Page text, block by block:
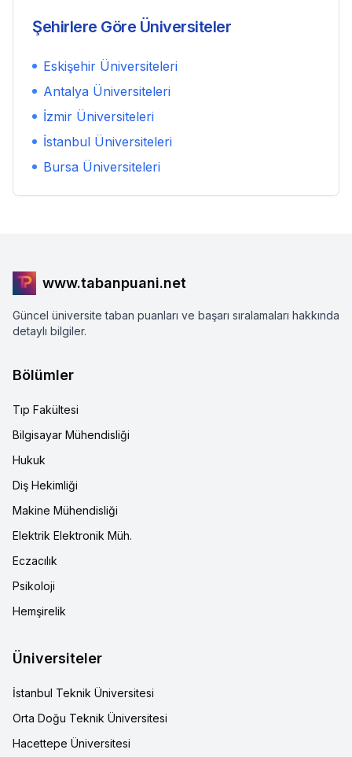
Şehirlere Göre Üniversiteler
Eskişehir Üniversiteleri
Antalya Üniversiteleri
İzmir Üniversiteleri
İstanbul Üniversiteleri
Bursa Üniversiteleri
www.tabanpuani.net
Güncel üniversite taban puanları ve başarı sıralamaları hakkında
detaylı bilgiler.
Bölümler
Tıp Fakültesi
Bilgisayar Mühendisliği
Hukuk
Diş Hekimliği
Makine Mühendisliği
Elektrik Elektronik Müh.
Eczacılık
Psikoloji
Hemşirelik
Üniversiteler
İstanbul Teknik Üniversitesi
Orta Doğu Teknik Üniversitesi
Hacettepe Üniversitesi